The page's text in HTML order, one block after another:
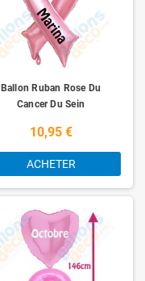
Ballon Ruban Rose Du
Cancer Du Sein
10,95 €
ACHETER